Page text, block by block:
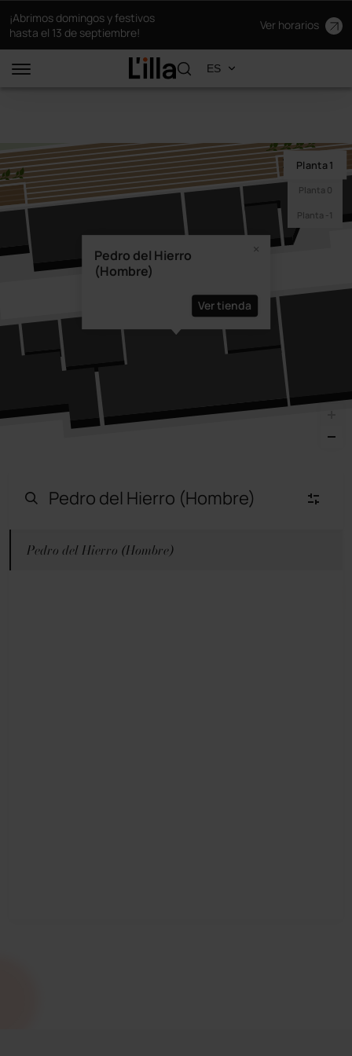
¡Abrimos domingos y festivos
hasta el 13 de septiembre!
Ver horarios
Pedro del Hierro
(Hombre)
Ver tienda
Planta 1
Planta 0
Planta -1
Moda Mujer (22)
Pedro del Hierro (Hombre)